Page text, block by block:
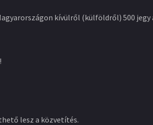
kívülről (külföldről) 500 jegy
lesz a közvetítés.